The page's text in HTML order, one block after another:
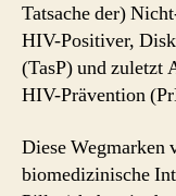
Tatsache der)
HIV-Positiver,
(TasP) und zuletzt
HIV-Prävention
Diese Wegmarken
biomedizinische